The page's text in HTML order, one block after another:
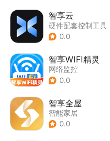
智享云
硬件配套控制工具
0.0
智享WIFI精灵
网络监控
0.0
智享全屋
智能家居
0.0